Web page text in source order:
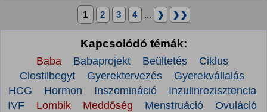
1 2 3 4 ... ❯ ❯❯
Kapcsolódó témák:
Baba Babaprojekt Beültetés
Ciklus
Clostilbegyt
Gyerektervezés
Gyerekvállalás
HCG
Hormon Inszemináció
Inzulinrezisztencia
IVF
Lombik Meddőség Menstruáció
Ovuláció